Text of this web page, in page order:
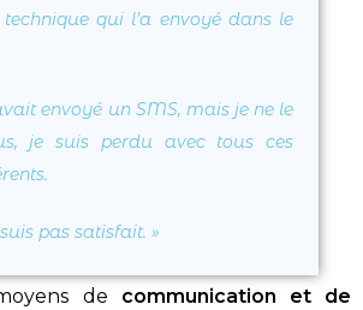
technique qui l’a envoyé dans le
envoyé un SMS, mais je ne le
je suis perdu avec tous ces
pas satisfait. »
de communication et de